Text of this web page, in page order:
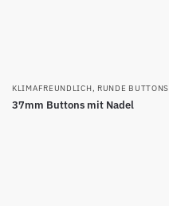
KLIMAFREUNDLICH, RUNDE BUTTONS
37mm Buttons mit Nadel